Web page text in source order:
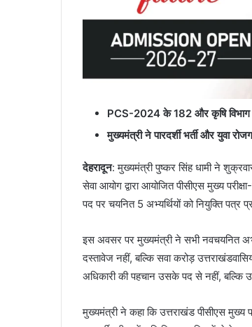
PCS-2024 के 182 और कृषि विभाग के
मुख्यमंत्री ने पारदर्शी भर्ती और युवा
देहरादून: मुख्यमंत्री पुष्कर सिंह धामी ने
सेवा आयोग द्वारा आयोजित पीसीएस मुख्य
पद पर चयनित 5 अभ्यर्थियों को नियुक्ति पत्र
इस अवसर पर मुख्यमंत्री ने सभी नवचयनित
दस्तावेज नहीं, बल्कि सवा करोड़
अधिकारी की पहचान उसके पद से नहीं, बल्कि
मुख्यमंत्री ने कहा कि उत्तराखंड पीसीएस